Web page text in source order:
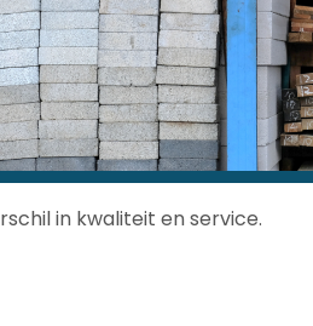
in kwaliteit en service.